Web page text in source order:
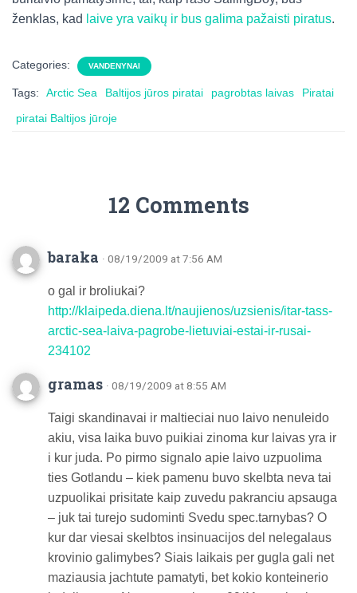
ženklas, kad laive yra vaikų ir bus galima pažaisti piratus.
Categories: VANDENYNAI
Tags: Arctic Sea Baltijos jūros piratai pagrobtas laivas
Piratai
piratai Baltijos jūroje
12 Comments
baraka · 08/19/2009 at 7:56 AM
o gal ir broliukai?
http://klaipeda.diena.lt/naujienos/uzsienis/itar-tass-
arctic-sea-laiva-pagrobe-lietuviai-estai-ir-rusai-
234102
gramas · 08/19/2009 at 8:55 AM
Taigi skandinavai ir maltieciai nuo laivo nenuleido
akiu, visa laika buvo puikiai zinoma kur laivas yra ir
i kur juda. Po pirmo signalo apie laivo uzpuolima
ties Gotlandu – kiek pamenu buvo skelbta neva tai
uzpuolikai prisitate kaip zuvedu pakranciu apsauga
– juk tai turejo sudominti Svedu spec.tarnybas? O
kur dar viesai skelbtos insinuacijos del nelegalaus
krovinio galimybes? Siais laikais per gugla gali net
maziausia jachtute pamatyti, bet kokio konteinerio